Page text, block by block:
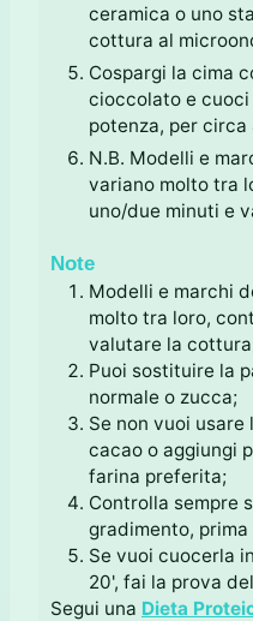
ceramica o uno
cottura al
Cospargi la cima
cioccolato e cuoci
potenza, per circa
N.B. Modelli e
variano molto tra
uno/due minuti e
Note
Modelli e marchi
molto tra loro,
valutare la
Puoi sostituire la
normale o zucca;
Se non vuoi
cacao o aggiungi
farina preferita;
Controlla sempre
gradimento,
Se vuoi cuocerla
20', fai la prova
Segui una Dieta